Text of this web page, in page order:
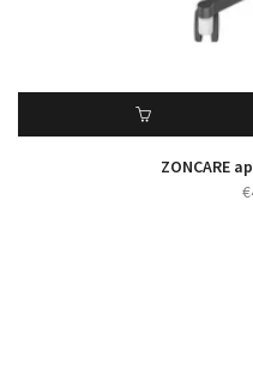
ZONCARE
€